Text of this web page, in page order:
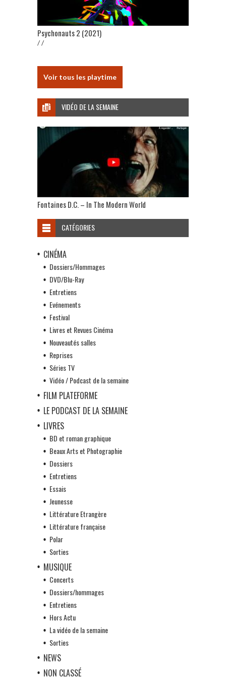
Psychonauts 2 (2021)
/ /
Voir tous les playtime
VIDÉO DE LA SEMAINE
Fontaines D.C. – In The Modern World
CATÉGORIES
CINÉMA
Dossiers/Hommages
DVD/Blu-Ray
Entretiens
Evénements
Festival
Livres et Revues Cinéma
Nouveautés salles
Reprises
Séries TV
Vidéo / Podcast de la semaine
FILM PLATEFORME
LE PODCAST DE LA SEMAINE
LIVRES
BD et roman graphique
Beaux Arts et Photographie
Dossiers
Entretiens
Essais
Jeunesse
Littérature Etrangère
Littérature française
Polar
Sorties
MUSIQUE
Concerts
Dossiers/hommages
Entretiens
Hors Actu
La vidéo de la semaine
Sorties
NEWS
NON CLASSÉ